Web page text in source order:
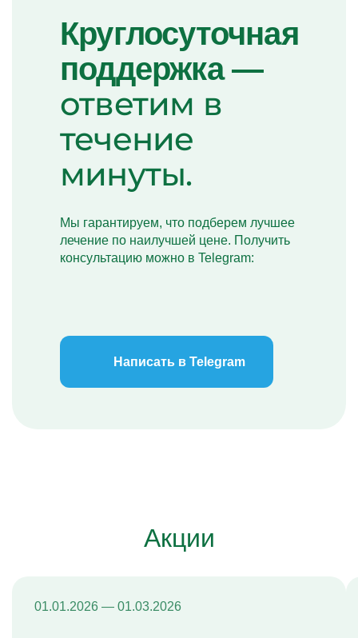
Круглосуточная
поддержка —
ответим в
течение
минуты.
Мы гарантируем, что подберем лучшее
лечение по наилучшей цене. Получить
консультацию можно в Telegram:
Написать в Telegram
Акции
01.01.2026 — 01.03.2026